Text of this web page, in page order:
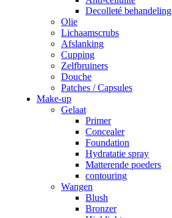
Decolleté behandeling
Olie
Lichaamscrubs
Afslanking
Cupping
Zelfbruiners
Douche
Patches / Capsules
Make-up
Gelaat
Primer
Concealer
Foundation
Hydratatie spray
Matterende poeders
contouring
Wangen
Blush
Bronzer